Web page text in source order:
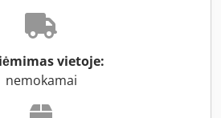
vietoje:
nemokamai